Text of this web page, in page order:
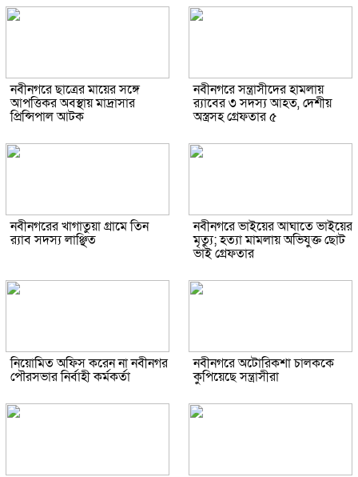
নবীনগরে ছাত্রের মায়ের সঙ্গে
আপত্তিকর অবস্থায় মাদ্রাসার
প্রিন্সিপাল আটক
নবীনগরে সন্ত্রাসীদের হামলায়
র‍্যাবের ৩ সদস্য আহত, দেশীয়
অস্ত্রসহ গ্রেফতার ৫
নবীনগরের খাগাতুয়া গ্রামে তিন
র‍্যাব সদস্য লাঞ্ছিত
নবীনগরে ভাইয়ের আঘাতে ভাইয়ের
মৃত্যু; হত্যা মামলায় অভিযুক্ত ছোট
ভাই গ্রেফতার
নিয়োমিত অফিস করেন না নবীনগর
পৌরসভার নির্বাহী কর্মকর্তা
নবীনগরে অটোরিকশা চালককে
কুপিয়েছে সন্ত্রাসীরা